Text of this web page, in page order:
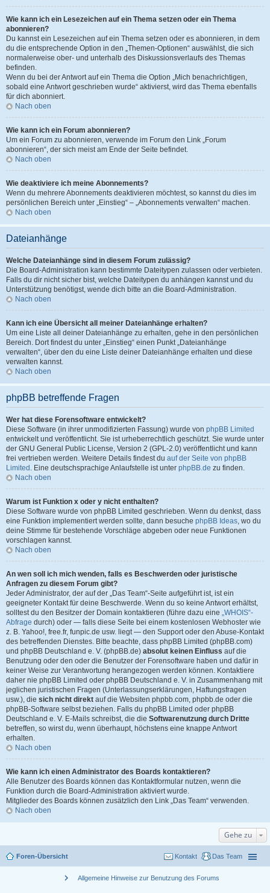
Wie kann ich ein Lesezeichen auf ein Thema setzen oder ein Thema
abonnieren?
Du kannst ein Lesezeichen auf ein Thema setzen oder es abonnieren, in dem
du die entsprechende Option in den „Themen-Optionen“ auswählst, die sich
normalerweise ober- und unterhalb des Diskussionsverlaufs des Themas
befinden.
Wenn du bei der Antwort auf ein Thema die Option „Mich benachrichtigen,
sobald eine Antwort geschrieben wurde“ aktivierst, wird das Thema ebenfalls
für dich abonniert.
Nach oben
Wie kann ich ein Forum abonnieren?
Um ein Forum zu abonnieren, verwende im Forum den Link „Forum
abonnieren“, der sich meist am Ende der Seite befindet.
Nach oben
Wie deaktiviere ich meine Abonnements?
Wenn du mehrere Abonnements deaktivieren möchtest, so kannst du dies im
persönlichen Bereich unter „Einstieg“ – „Abonnements verwalten“ machen.
Nach oben
Dateianhänge
Welche Dateianhänge sind in diesem Forum zulässig?
Die Board-Administration kann bestimmte Dateitypen zulassen oder verbieten.
Falls du dir nicht sicher bist, welche Dateitypen du anhängen kannst und du
Unterstützung benötigst, wende dich bitte an die Board-Administration.
Nach oben
Kann ich eine Übersicht all meiner Dateianhänge erhalten?
Um eine Liste all deiner Dateianhänge zu erhalten, gehe in den persönlichen
Bereich. Dort findest du unter „Einstieg“ einen Punkt „Dateianhänge
verwalten“, über den du eine Liste deiner Dateianhänge erhalten und diese
verwalten kannst.
Nach oben
phpBB betreffende Fragen
Wer hat diese Forensoftware entwickelt?
Diese Software (in ihrer unmodifizierten Fassung) wurde von phpBB Limited
entwickelt und veröffentlicht. Sie ist urheberrechtlich geschützt. Sie wurde unter
der GNU General Public License, Version 2 (GPL-2.0) veröffentlicht und kann
frei vertrieben werden. Weitere Details findest du auf der Seite von phpBB
Limited . Eine deutschsprachige Anlaufstelle ist unter phpBB.de zu finden.
Nach oben
Warum ist Funktion x oder y nicht enthalten?
Diese Software wurde von phpBB Limited geschrieben. Wenn du denkst, dass
eine Funktion implementiert werden sollte, dann besuche phpBB Ideas, wo du
deine Stimme für bestehende Vorschläge abgeben oder neue Funktionen
vorschlagen kannst.
Nach oben
An wen soll ich mich wenden, falls es Beschwerden oder juristische
Anfragen zu diesem Forum gibt?
Jeder Administrator, der auf der „Das Team“-Seite aufgeführt ist, ist ein
geeigneter Kontakt für deine Beschwerde. Wenn du so keine Antwort erhältst,
solltest du den Besitzer der Domain kontaktieren (führe dazu eine „WHOIS“-
Abfrage durch) oder — falls diese Seite bei einem kostenlosen Webhoster wie
z. B. Yahoo!, free.fr, funpic.de usw. liegt — den Support oder den Abuse-Kontakt
des betreffenden Dienstes. Bitte beachte, dass phpBB Limited (phpBB.com)
und phpBB Deutschland e. V. (phpBB.de) absolut keinen Einfluss auf die
Benutzung oder den oder die Benutzer der Forensoftware haben und dafür in
keiner Weise zur Verantwortung herangezogen werden können. Kontaktiere
daher nie phpBB Limited oder phpBB Deutschland e. V. in Zusammenhang mit
jeglichen juristischen Fragen (Unterlassungserklärungen, Haftungsfragen
usw.), die sich nicht direkt auf die Websiten phpbb.com, phpbb.de oder die
phpBB-Software selbst beziehen. Falls du phpBB Limited oder phpBB
Deutschland e. V. E-Mails schreibst, die die Softwarenutzung durch Dritte
betreffen, so wirst du, wenn überhaupt, höchstens eine knappe Antwort
erhalten.
Nach oben
Wie kann ich einen Administrator des Boards kontaktieren?
Alle Benutzer des Boards können das Kontaktformular nutzen, wenn die
Funktion durch die Board-Administration aktiviert wurde.
Mitglieder des Boards können zusätzlich den Link „Das Team“ verwenden.
Nach oben
Gehe zu
Foren-Übersicht Das Team
Kontakt
chevron_right Allgemeine Hinweise zur Benutzung des Forums